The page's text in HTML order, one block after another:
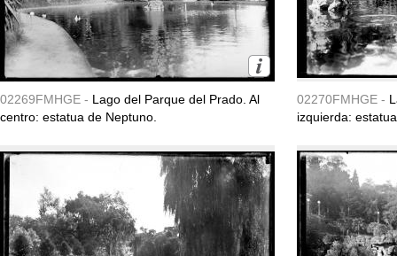
02269FMHGE - Lago del Parque del Prado. Al
centro: estatua de Neptuno.
02270FMHGE -
izquierda: